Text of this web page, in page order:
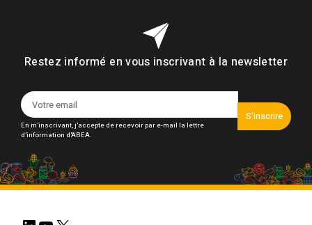
Restez informé en vous inscrivant à la newsletter
En m'inscrivant, j'accepte de recevoir par e-mail la lettre
d'information d'ABEA.
S'inscrire